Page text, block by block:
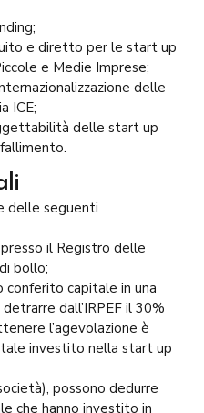
e diretto per le start up
e Medie Imprese;
delle
ICE;
delle start up
delle seguenti
il Registro delle
bollo;
conferito capitale in una
dall’IRPEF il 30%
l’agevolazione è
investito nella start up
possono dedurre
che hanno investito in